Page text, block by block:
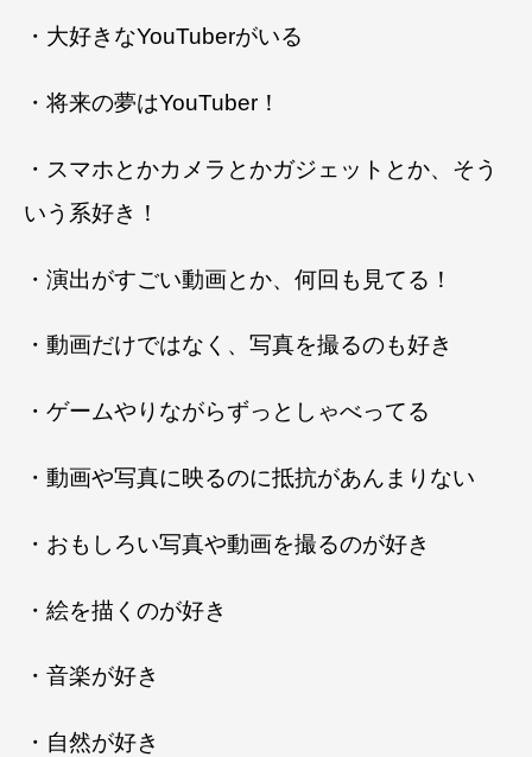
・大好きなYouTuberがいる
・将来の夢はYouTuber！
・スマホとかカメラとかガジェットとか、そう
いう系好き！
・演出がすごい動画とか、何回も見てる！
・動画だけではなく、写真を撮るのも好き
・ゲームやりながらずっとしゃべってる
・動画や写真に映るのに抵抗があんまりない
・おもしろい写真や動画を撮るのが好き
・絵を描くのが好き
・音楽が好き
・自然が好き